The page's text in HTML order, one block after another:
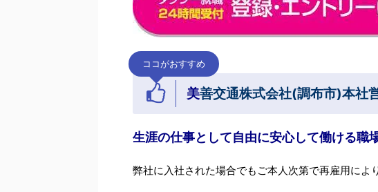
ココがおすすめ
美善交通株式会社(調布市)本社
生涯の仕事として自由に安心して働ける職
弊社に入社された場合でもご本人次第で再雇用によ